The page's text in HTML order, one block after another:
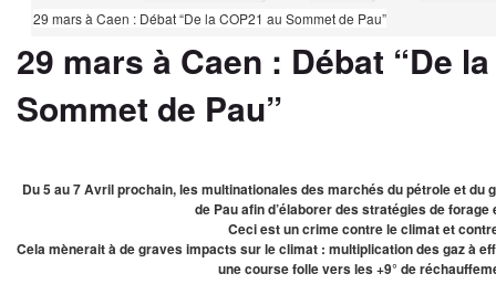
29 mars à Caen : Débat “De la COP21 au Sommet de Pau”
29 mars à Caen : Débat “De
Sommet de Pau”
Du 5 au 7 Avril prochain, les multinationales des marchés du pétrole et
de Pau afin d’élaborer des stratégies de forage
Ceci est un crime contre le climat et
Cela mènerait à de graves impacts sur le climat : multiplication des gaz à
une course folle vers les +9° de